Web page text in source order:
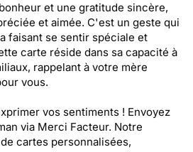
et une gratitude sincère,
et aimée. C'est un geste qui
faisant se sentir spéciale et
carte réside dans sa capacité à
rappelant à votre mère
vous.
vos sentiments ! Envoyez
via Merci Facteur. Notre
cartes personnalisées,